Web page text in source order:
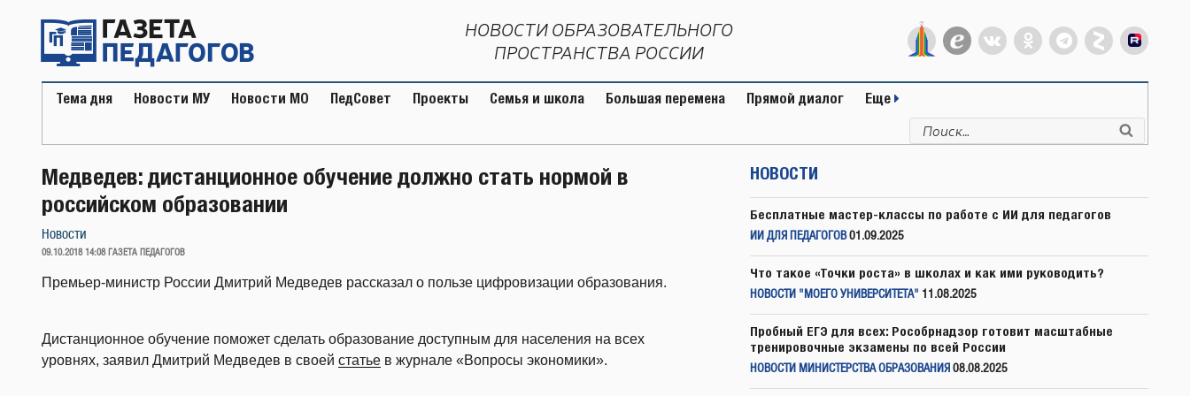
содержимому
НОВОСТИ ОБРАЗОВАТЕЛЬНОГО
ПРОСТРАНСТВА РОССИИ
Тема дня Новости МУ Новости МО ПедСовет Проекты Семья и школа Большая перемена Прямой диалог Еще
Искать:
Медведев: дистанционное обучение должно стать нормой в
российском образовании
Новости
ОПУБЛИКОВАНО
09.10.2018 14:08 ГАЗЕТА ПЕДАГОГОВ
Премьер-министр России Дмитрий Медведев рассказал о пользе цифровизации образования.
Дистанционное обучение поможет сделать образование доступным для населения на всех
уровнях, заявил Дмитрий Медведев в своей статье в журнале «Вопросы экономики».
НОВОСТИ
Бесплатные мастер-классы по работе с ИИ для педагогов
ИИ ДЛЯ ПЕДАГОГОВ 01.09.2025
Что такое «Точки роста» в школах и как ими руководить?
НОВОСТИ "МОЕГО УНИВЕРСИТЕТА" 11.08.2025
Пробный ЕГЭ для всех: Рособрнадзор готовит масштабные
тренировочные экзамены по всей России
НОВОСТИ МИНИСТЕРСТВА ОБРАЗОВАНИЯ 08.08.2025